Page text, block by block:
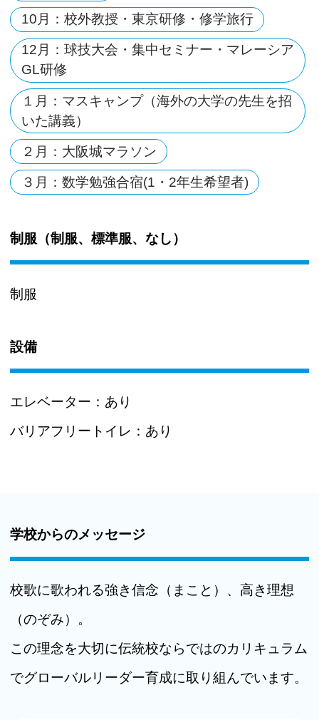
10月：校外教授・東京研修・修学旅行
12月：球技大会・集中セミナー・マレーシア
GL研修
１月：マスキャンプ（海外の大学の先生を招
いた講義）
２月：大阪城マラソン
３月：数学勉強合宿(1・2年生希望者)
制服（制服、標準服、なし）
制服
設備
エレベーター： あり
バリアフリートイレ： あり
学校からのメッセージ
校歌に歌われる強き信念（まこと）、高き理想
（のぞみ）。
この理念を大切に伝統校ならではのカリキュラム
でグローバルリーダー育成に取り組んでいます。